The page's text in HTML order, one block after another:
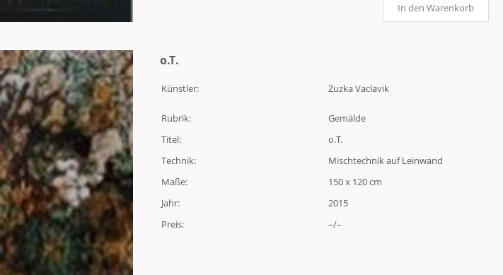
In den Warenkorb
o.T.
Künstler: Zuzka Vaclavik
Rubrik:
Gemälde
Titel:
o.T.
Technik:
Mischtechnik auf Leinwand
Maße:
150 x 120 cm
Jahr:
2015
Preis:
–/–